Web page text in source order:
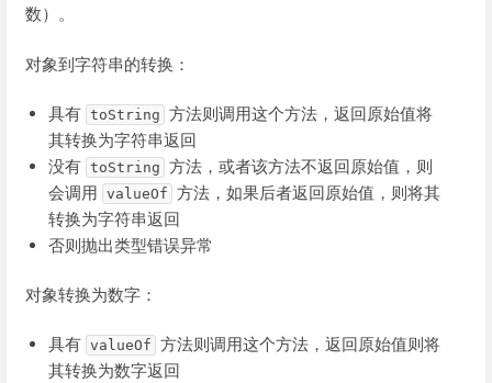
数）。
对象到字符串的转换：
具有 toString 方法则调用这个方法，返回原始值将
其转换为字符串返回
没有 toString 方法，或者该方法不返回原始值，则
会调用 valueOf 方法，如果后者返回原始值，则将其
转换为字符串返回
否则抛出类型错误异常
对象转换为数字：
具有 valueOf 方法则调用这个方法，返回原始值则将
其转换为数字返回